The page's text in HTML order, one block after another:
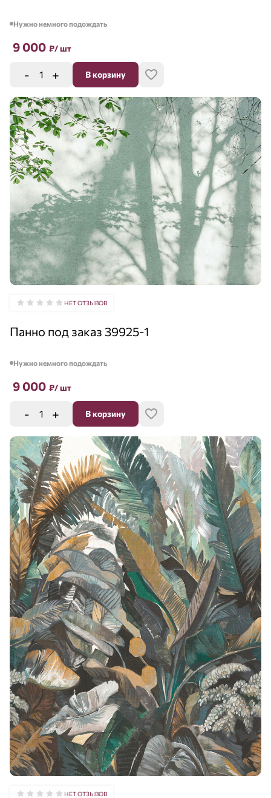
Нужно немного подождать
9 000 ₽/ шт
- + В корзину
НЕТ ОТЗЫВОВ
Панно под заказ 39925-1
Нужно немного подождать
9 000 ₽/ шт
- + В корзину
НЕТ ОТЗЫВОВ